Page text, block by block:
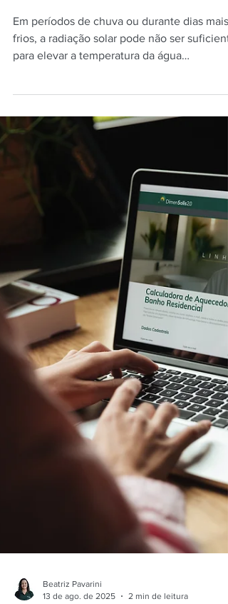
Como funciona o
Aquecimento solar em
dias de chuva e frio?
Em períodos de chuva ou durante dias mais
frios, a radiação solar pode não ser
para elevar a temperatura da água
armazenada no reservatório térmico. É
momento que entra em ação o aquecimento
auxiliar do sistema. Entenda como a
resistência elétrica complementa o
aquecimento solar, garantindo água quente
disponível para banho e uso diário, mesmo
quando as condições climáticas reduzem o
desempenho da captação solar.